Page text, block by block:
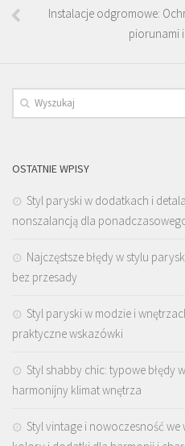
Instalacje odgromowe:
piorunami
OSTATNIE WPISY
Styl paryski w dodatkach i
nonszalancją dla
Najczęstsze błędy w stylu
bez przesady
Styl paryski w modzie i
praktyczne wskazówki
Styl shabby chic: typowe błędy
harmonijny klimat wnętrza
Styl vintage i nowoczesność we